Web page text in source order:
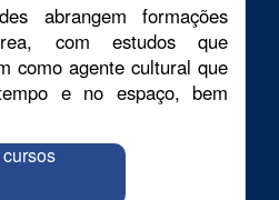
abrangem formações
com estudos que
como agente cultural que
e no espaço, bem